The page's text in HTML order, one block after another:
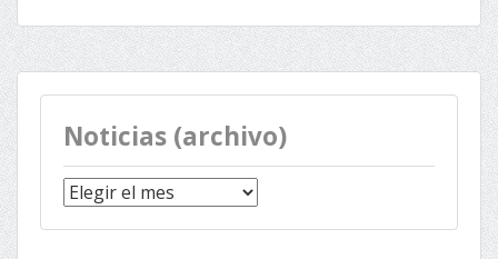
Noticias (archivo)
Noticias
(archivo)